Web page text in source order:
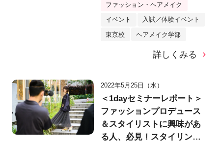
所】
ファッション・ヘアメイク
イベント 入試／体験イベント
東京校 ヘアメイク学部
詳しくみる
2022年5月25日（水）
＜1dayセミナーレポート＞
ファッションプロデュース
＆スタイリストに興味があ
る人、必見！スタイリング